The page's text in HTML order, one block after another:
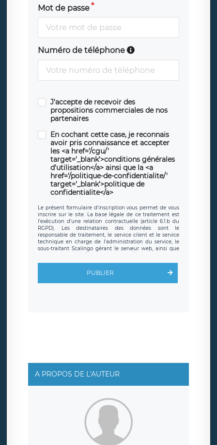
Mot de passe
Numéro de téléphone
J'accepte de recevoir des
propositions commerciales de nos
partenaires
En cochant cette case, je reconnais
avoir pris connaissance et accepter
les <a href='/cgu/'
target='_blank'>conditions générales
d'utilisation</a> ainsi que la <a
href='/politique-de-confidentialite/'
target='_blank'>politique de
confidentialite</a>
Le présent formulaire d’inscription vous permet de vous
inscrire sur le site. La base légale de ce traitement est
l’exécution d’une relation contractuelle (article 6.1.b du
RGPD). Les destinataires des données sont le
responsable de traitement, le service client et le service
technique en charge de l’administration du service, le
sous-traitant Scalingo gérant le serveur web, ainsi que
toute personne légalement autorisée. Le formulaire
d’inscription est hébergé sur un serveur hébergé par
clauses de
protection conformes au RGPD
. Les données collectées
sont conservées jusqu’à ce que l’Internaute en sollicite la
rue Léopold Sédar Senghor, joignable à l’adresse mail :
responsabledetraitement@legavox.fr. Vous avez
également le droit d’introduire une réclamation auprès
d’une autorité de contrôle.
PUBLIER
A PROPOS DE L'AUTEUR